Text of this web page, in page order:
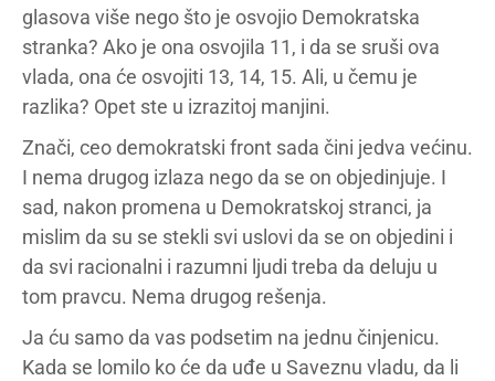
glasova više nego što je osvojio Demokratska
stranka? Ako je ona osvojila 11, i da se sruši ova
vlada, ona će osvojiti 13, 14, 15. Ali, u čemu je
razlika? Opet ste u izrazitoj manjini.
Znači, ceo demokratski front sada čini jedva većinu.
I nema drugog izlaza nego da se on objedinjuje. I
sad, nakon promena u Demokratskoj stranci, ja
mislim da su se stekli svi uslovi da se on objedini i
da svi racionalni i razumni ljudi treba da deluju u
tom pravcu. Nema drugog rešenja.
Ja ću samo da vas podsetim na jednu činjenicu.
Kada se lomilo ko će da uđe u Saveznu vladu, da li